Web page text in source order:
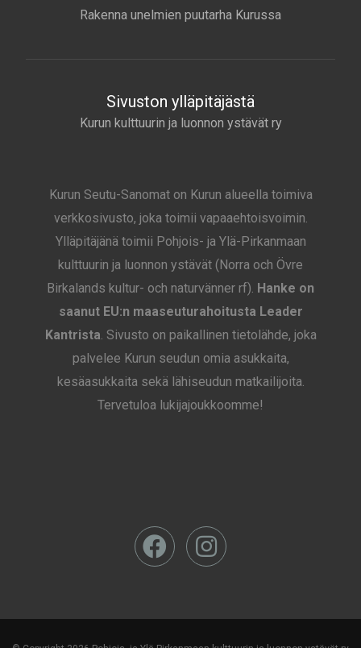
Rakenna unelmien puutarha Kurussa
Sivuston ylläpitäjästä
Kurun kulttuurin ja luonnon ystävät ry
Kurun Seutu-Sanomat on Kurun alueella toimiva
verkkosivusto, joka toimii vapaaehtoisvoimin.
Ylläpitäjänä toimii Pohjois- ja Ylä-Pirkanmaan
kulttuurin ja luonnon ystävät (Norra och Övre
Birkalands kultur- och naturvänner rf). Hanke on
saanut EU:n maaseuturahoitusta Leader
Kantrista . Sivusto on paikallinen tietolähde, joka
palvelee Kurun seudun omia asukkaita,
kesäasukkaita sekä lähiseudun matkailijoita.
Tervetuloa lukijajoukkoomme!